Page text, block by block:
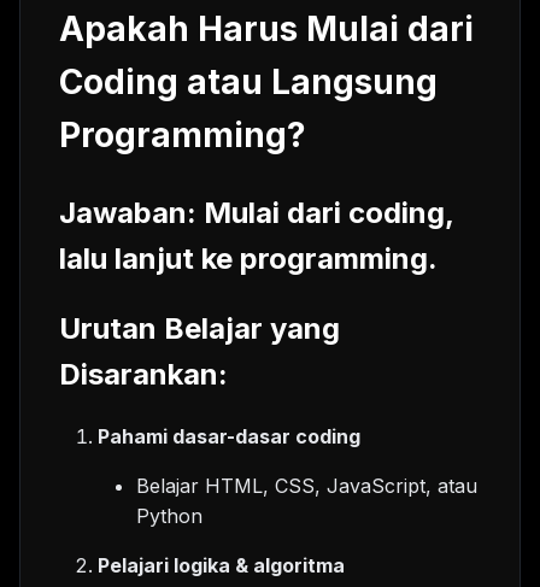
Apakah Harus Mulai dari
Coding atau Langsung
Programming?
Jawaban: Mulai dari coding,
lalu lanjut ke programming.
Urutan Belajar yang
Disarankan:
Pahami dasar-dasar coding
Belajar HTML, CSS, JavaScript, atau
Python
Pelajari logika & algoritma